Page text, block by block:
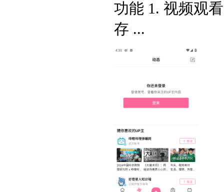
功能 1. 视频观
存 ...